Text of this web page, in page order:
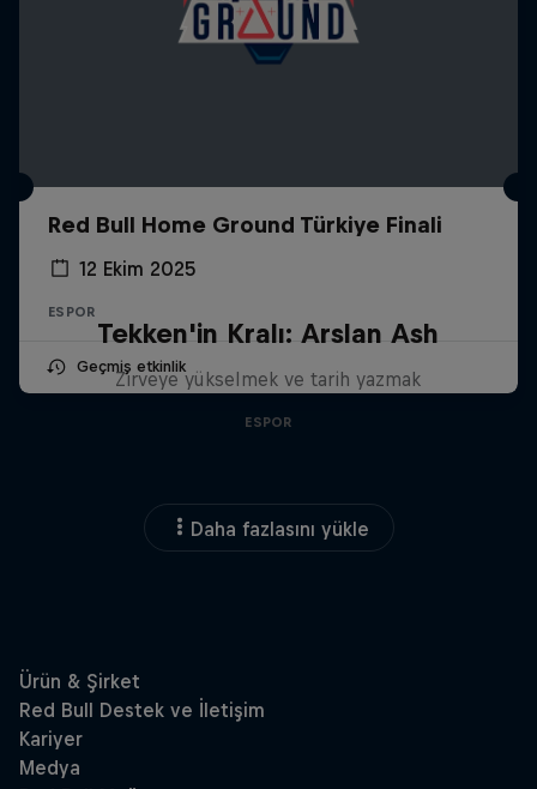
Red Bull Home Ground Türkiye Finali
12 Ekim 2025
ESPOR
Geçmiş etkinlik
Tekken'in Kralı: Arslan Ash
Zirveye yükselmek ve tarih yazmak
ESPOR
Daha fazlasını yükle